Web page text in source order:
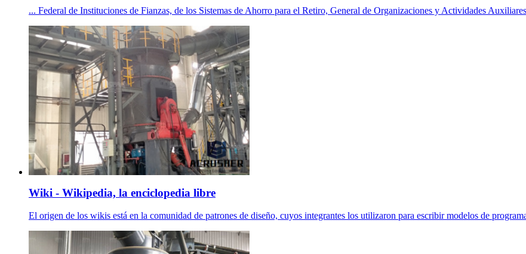
... Federal de Instituciones de Fianzas, de los Sistemas de Ahorro para el Retiro, General de Organizaciones y Actividades
Wiki - Wikipedia, la enciclopedia libre
El origen de los wikis está en la comunidad de patrones de diseño, cuyos integrantes los utilizaron para escribir modelos de